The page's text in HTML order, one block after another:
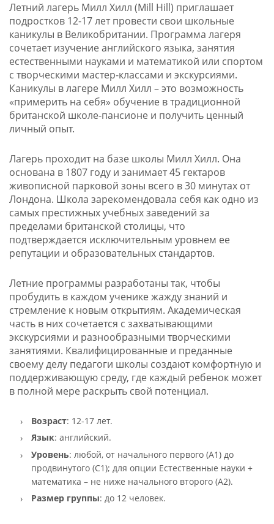
Летний лагерь Милл Хилл (Mill Hill) приглашает
подростков 12-17 лет провести свои школьные
каникулы в Великобритании. Программа лагеря
сочетает изучение английского языка, занятия
естественными науками и математикой или спортом
с творческими мастер-классами и экскурсиями.
Каникулы в лагере Милл Хилл – это возможность
«примерить на себя» обучение в традиционной
британской школе-пансионе и получить ценный
личный опыт.
Лагерь проходит на базе школы Милл Хилл. Она
основана в 1807 году и занимает 45 гектаров
живописной парковой зоны всего в 30 минутах от
Лондона. Школа зарекомендовала себя как одно из
самых престижных учебных заведений за
пределами британской столицы, что
подтверждается исключительным уровнем ее
репутации и образовательных стандартов.
Летние программы разработаны так, чтобы
пробудить в каждом ученике жажду знаний и
стремление к новым открытиям. Академическая
часть в них сочетается с захватывающими
экскурсиями и разнообразными творческими
занятиями. Квалифицированные и преданные
своему делу педагоги школы создают комфортную и
поддерживающую среду, где каждый ребенок может
в полной мере раскрыть свой потенциал.
Возраст: 12-17 лет.
Язык: английский.
Уровень: любой, от начального первого (А1) до
продвинутого (С1); для опции Естественные науки +
математика – не ниже начального второго (А2).
Размер группы: до 12 человек.